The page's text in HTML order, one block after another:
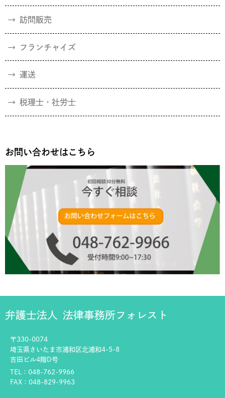
訪問販売
フランチャイズ
運送
税理士・社労士
お問い合わせはこちら
弁護士法人 法律事務所フォレスト
〒330-0074
埼玉県さいたま市浦和区北浦和4-5-8
吉田ビル4階D号
TEL：048-762-9966
FAX：048-829-9963